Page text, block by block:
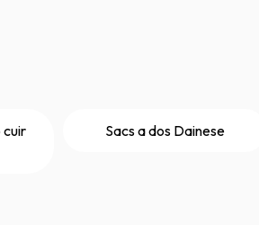
cuir
Sacs a dos Dainese